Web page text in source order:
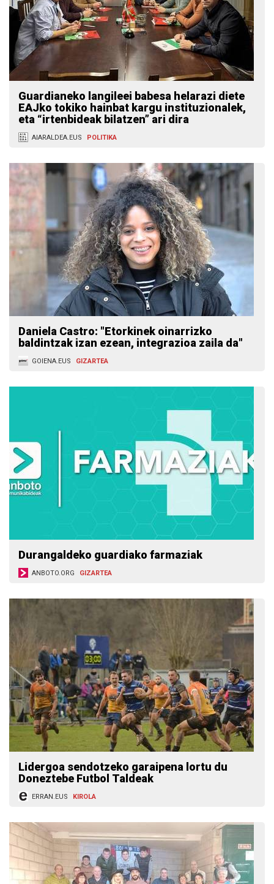
Guardianeko langileei babesa helarazi diete
EAJko tokiko hainbat kargu instituzionalek,
eta “irtenbideak bilatzen” ari dira
AIARALDEA.EUS POLITIKA
Daniela Castro: "Etorkinek oinarrizko
baldintzak izan ezean, integrazioa zaila da"
GOIENA.EUS GIZARTEA
Durangaldeko guardiako farmaziak
ANBOTO.ORG GIZARTEA
Lidergoa sendotzeko garaipena lortu du
Doneztebe Futbol Taldeak
ERRAN.EUS KIROLA